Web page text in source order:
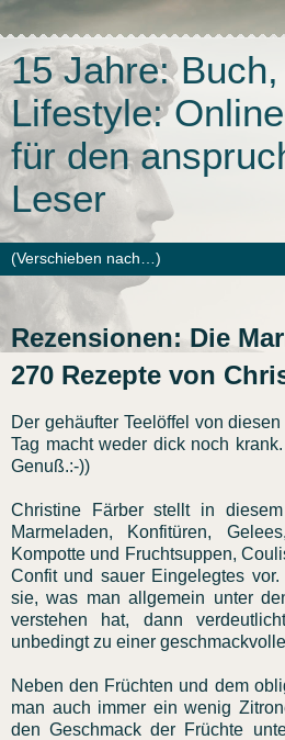
15 Jahre:
Lifestyle:
für den
Leser
Rezensionen: Die
270 Rezepte von
Der gehäufter Teelöffel von
Tag macht weder dick noch
Genuß.:-))
Christine Färber stellt in
Marmeladen, Konfitüren,
Kompotte und Fruchtsuppen,
Confit und sauer Eingelegtes
sie, was man allgemein unter
verstehen hat, dann
unbedingt zu einer
Neben den Früchten und dem
man auch immer ein wenig
den Geschmack der Früchte